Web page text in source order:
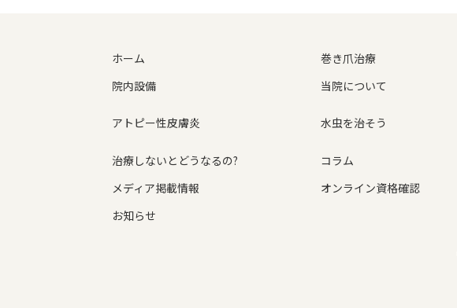
ホーム 巻き爪治療
院内設備
当院について
アトピー性皮膚炎 水虫を治そう
治療しないとどうなるの? コラム
メディア掲載情報
オンライン資格確認
お知らせ